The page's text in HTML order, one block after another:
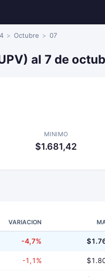
Octubre 07
al 7 de
MINIMO
$1.681,42
VARIACION
-4,7%
-1,1%